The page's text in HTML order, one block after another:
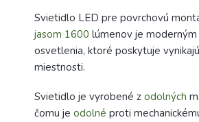
Svietidlo LED pre povrchovú
jasom 1600 lúmenov je moderným
osvetlenia, ktoré poskytuje
miestnosti.
Svietidlo je vyrobené z odolných
čomu je odolné proti